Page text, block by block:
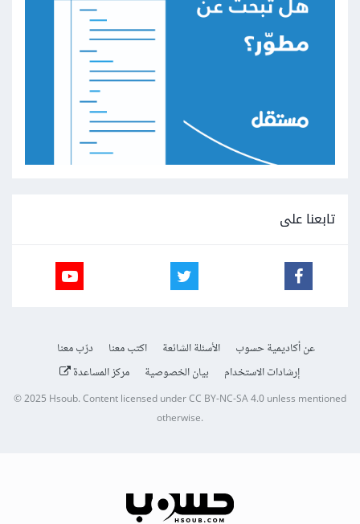
تابعنا على
عن أكاديمية حسوب الأسئلة الشائعة اكتب معنا
درّب معنا
إرشادات الاستخدام
بيان الخصوصية مركز المساعدة
© 2025Hsoub.Content licensed underCC BY-NC-SA 4.0unless mentioned
otherwise.